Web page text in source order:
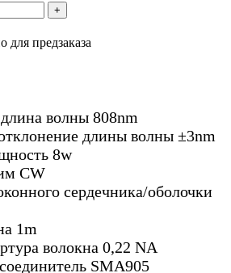
для предзаказа
волны 808nm
длины волны ±3nm
8w
CW
сердечника/оболочки
1m
волокна 0,22 NA
SMA905